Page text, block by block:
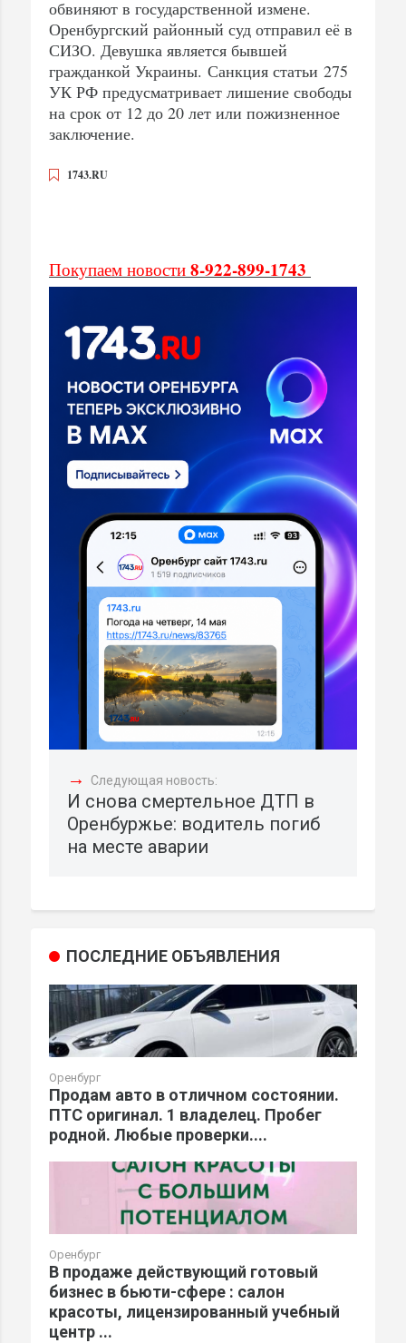
обвиняют в государственной измене.
Оренбургский районный суд отправил её в
СИЗО. Девушка является бывшей
гражданкой Украины. Санкция статьи 275
УК РФ предусматривает лишение свободы
на срок от 12 до 20 лет или пожизненное
заключение.
1743.RU
Покупаем новости 8-922-899-1743
→ Следующая новость:
И снова смертельное ДТП в
Оренбуржье: водитель погиб
на месте аварии
ПОСЛЕДНИЕ ОБЪЯВЛЕНИЯ
Оренбург
Продам авто в отличном состоянии.
ПТС оригинал. 1 владелец. Пробег
родной. Любые проверки....
Оренбург
В продаже действующий готовый
бизнес в бьюти-сфере : салон
красоты, лицензированный учебный
центр ...